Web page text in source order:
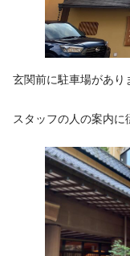
玄関前に駐車場があり
スタッフの人の案内に